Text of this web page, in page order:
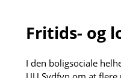
Fritids- og
I den boligsociale